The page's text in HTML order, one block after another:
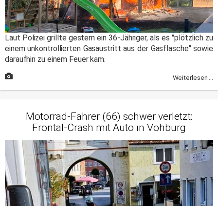
Laut Polizei grillte gestern ein 36-Jähriger, als es "plötzlich zu
einem unkontrollierten Gasaustritt aus der Gasflasche" sowie
daraufhin zu einem Feuer kam.
Weiterlesen ...
Motorrad-Fahrer (66) schwer verletzt:
Frontal-Crash mit Auto in Vohburg